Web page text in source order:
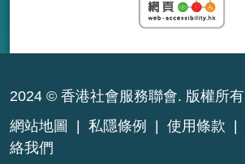
2024 © 香港社會服務聯會. 版權所有
網站地圖
私隱條例 使用條款
絡我們